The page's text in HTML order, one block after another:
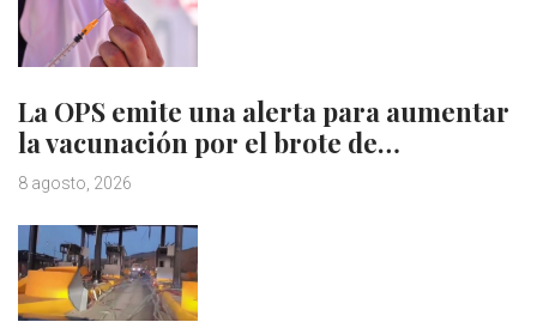
La OPS emite una alerta para aumentar
la vacunación por el brote de…
8 agosto, 2026